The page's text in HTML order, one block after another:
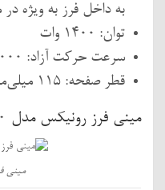
به داخل فرز به ویژه
توان: 1400 وات
سرعت حرکت آزاد: 9000 دور در دقیقه
قطر صفحه: 115 میلی‌متر
مینی فرز رونیکس مدل 3160
مینی